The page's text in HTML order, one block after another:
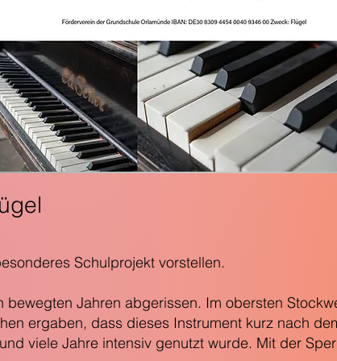
Schulprojekt vorstellen.
Jahren abgerissen. Im obersten
ergaben, dass dieses Instrument kurz nach
viele Jahre intensiv genutzt wurde. Mit der